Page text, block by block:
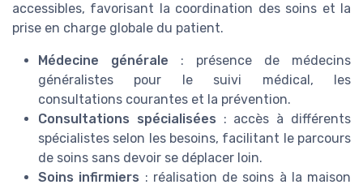
accessibles, favorisant la coordination des soins et la
prise en charge globale du patient.
Médecine générale : présence de médecins
généralistes pour le suivi médical, les
consultations courantes et la prévention.
Consultations spécialisées : accès à différents
spécialistes selon les besoins, facilitant le parcours
de soins sans devoir se déplacer loin.
Soins infirmiers : réalisation de soins à la maison